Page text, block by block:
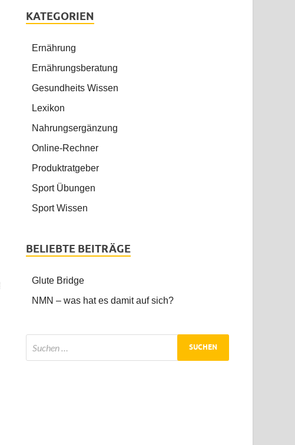
KATEGORIEN
Ernährung
Ernährungsberatung
Gesundheits Wissen
Lexikon
Nahrungsergänzung
Online-Rechner
Produktratgeber
Sport Übungen
Sport Wissen
BELIEBTE BEITRÄGE
Glute Bridge
NMN – was hat es damit auf sich?